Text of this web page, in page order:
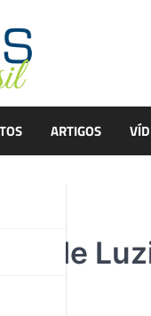
ARTIGOS
de